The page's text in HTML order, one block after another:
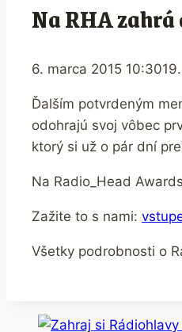
Na RHA
6. marca 2015 10:30
Ďalším potvrdeným
odohrajú svoj vôbec
ktorý si už o pár dní
Na Radio_Head
Zažite to s nami:
Všetky podrobnosti o